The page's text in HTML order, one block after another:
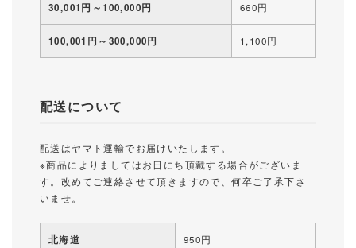
30,001円～100,000円 660円
100,001円～300,000円 1,100円
配送について
配送はヤマト運輸でお届けいたします。
※商品によりましてはお日にち頂戴する場合がございま
す。改めてご連絡させて頂きますので、何卒ご了承下さ
いませ。
北海道 950円